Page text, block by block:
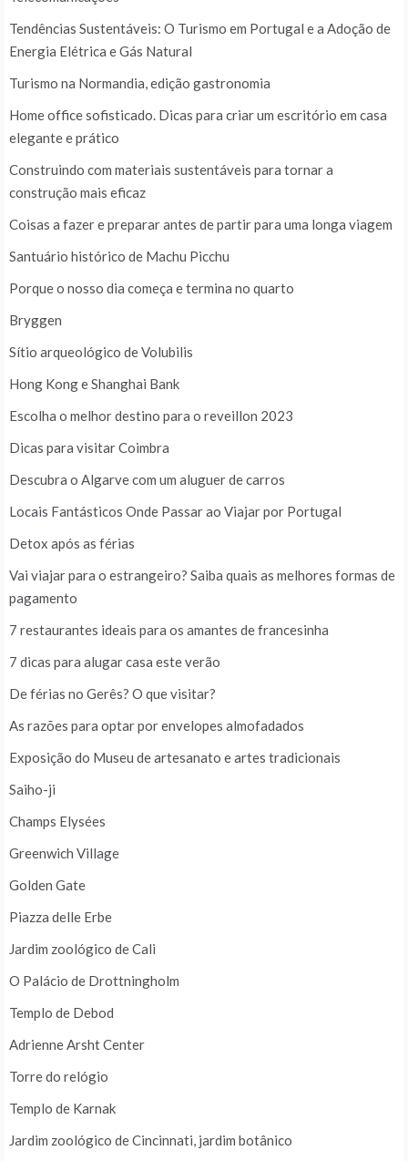
Tendências Sustentáveis: O Turismo em Portugal e a Adoção de
Energia Elétrica e Gás Natural
Turismo na Normandia, edição gastronomia
Home office sofisticado. Dicas para criar um escritório em casa
elegante e prático
Construindo com materiais sustentáveis para tornar a
construção mais eficaz
Coisas a fazer e preparar antes de partir para uma longa viagem
Santuário histórico de Machu Picchu
Porque o nosso dia começa e termina no quarto
Bryggen
Sítio arqueológico de Volubilis
Hong Kong e Shanghai Bank
Escolha o melhor destino para o reveillon 2023
Dicas para visitar Coimbra
Descubra o Algarve com um aluguer de carros
Locais Fantásticos Onde Passar ao Viajar por Portugal
Detox após as férias
Vai viajar para o estrangeiro? Saiba quais as melhores formas de
pagamento
7 restaurantes ideais para os amantes de francesinha
7 dicas para alugar casa este verão
De férias no Gerês? O que visitar?
As razões para optar por envelopes almofadados
Exposição do Museu de artesanato e artes tradicionais
Saiho-ji
Champs Elysées
Greenwich Village
Golden Gate
Piazza delle Erbe
Jardim zoológico de Cali
O Palácio de Drottningholm
Templo de Debod
Adrienne Arsht Center
Torre do relógio
Templo de Karnak
Jardim zoológico de Cincinnati, jardim botânico